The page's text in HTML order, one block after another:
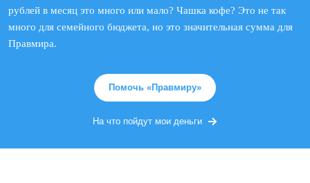
рублей в месяц это много или мало? Чашка кофе? Это не так
много для семейного бюджета, но это значительная сумма для
Правмира.
Помочь «Правмиру»
На что пойдут мои деньги